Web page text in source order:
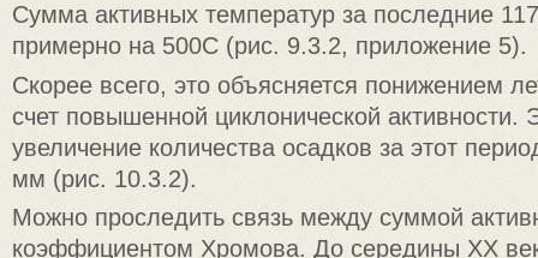
Сумма активных температур за последние
примерно на 500C (рис. 9.3.2, приложение 5).
Скорее всего, это объясняется понижением
счет повышенной циклонической активности.
увеличение количества осадков за этот
мм (рис. 10.3.2).
Можно проследить связь между суммой
коэффициентом Хромова. До середины XX